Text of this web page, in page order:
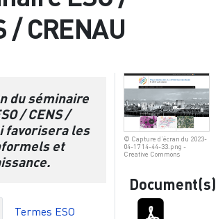
/ CRENAU
du séminaire
/ CENS /
favorisera les
et
Termes ESO
© Capture d’écran du 2023-
04-17 14-44-33.png -
Creative Commons
Document(s)